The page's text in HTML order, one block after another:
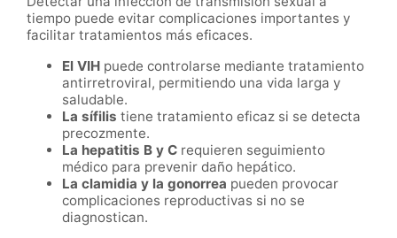
tiempo puede evitar complicaciones importantes y
facilitar tratamientos más eficaces.
El VIH puede controlarse mediante tratamiento
antirretroviral, permitiendo una vida larga y
saludable.
La sífilis tiene tratamiento eficaz si se detecta
precozmente.
La hepatitis B y C requieren seguimiento
médico para prevenir daño hepático.
La clamidia y la gonorrea pueden provocar
complicaciones reproductivas si no se
diagnostican.